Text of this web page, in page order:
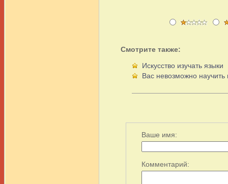
Смотрите также:
Искусство изучать языки
Вас невозможно
Ваше имя:
Комментарий: